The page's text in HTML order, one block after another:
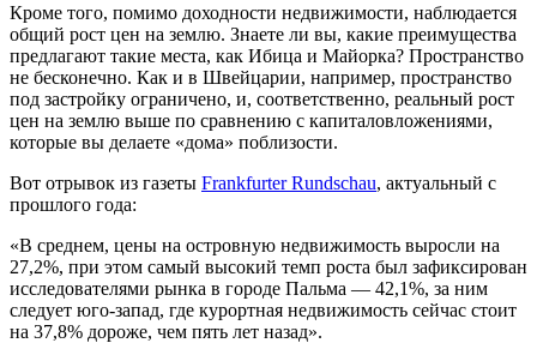
Кроме того, помимо доходности недвижимости, наблюдается
общий рост цен на землю. Знаете ли вы, какие преимущества
предлагают такие места, как Ибица и Майорка? Пространство
не бесконечно. Как и в Швейцарии, например, пространство
под застройку ограничено, и, соответственно, реальный рост
цен на землю выше по сравнению с капиталовложениями,
которые вы делаете «дома» поблизости.
Вот отрывок из газеты Frankfurter Rundschau, актуальный с
прошлого года:
«В среднем, цены на островную недвижимость выросли на
27,2%, при этом самый высокий темп роста был зафиксирован
исследователями рынка в городе Пальма — 42,1%, за ним
следует юго-запад, где курортная недвижимость сейчас стоит
на 37,8% дороже, чем пять лет назад».